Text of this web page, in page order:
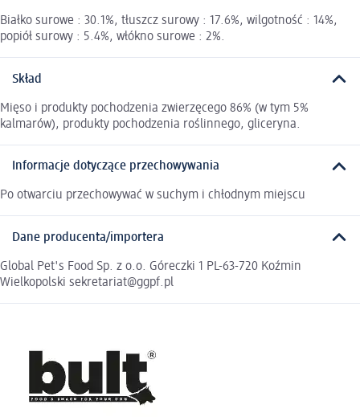
Białko surowe : 30.1%, tłuszcz surowy : 17.6%, wilgotność : 14%,
popiół surowy : 5.4%, włókno surowe : 2%.
Skład
Mięso i produkty pochodzenia zwierzęcego 86% (w tym 5%
kalmarów), produkty pochodzenia roślinnego, gliceryna.
Informacje dotyczące przechowywania
Po otwarciu przechowywać w suchym i chłodnym miejscu
Dane producenta/importera
Global Pet's Food Sp. z o.o. Góreczki 1 PL-63-720 Koźmin
Wielkopolski sekretariat@ggpf.pl